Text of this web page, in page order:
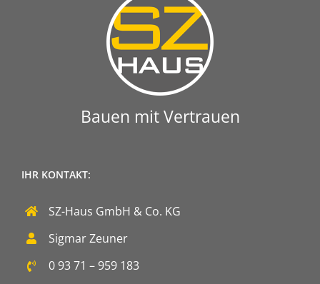
Bauen mit Vertrauen
IHR KONTAKT:
SZ-Haus GmbH & Co. KG
Sigmar Zeuner
0 93 71 – 959 183